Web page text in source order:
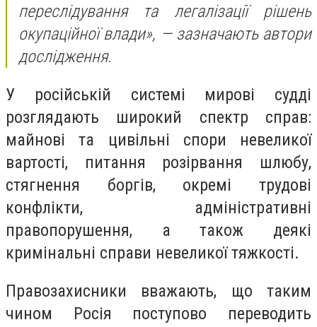
переслідування та легалізації рішень
окупаційної влади», — зазначають автори
дослідження.
У російській системі мирові судді
розглядають широкий спектр справ:
майнові та цивільні спори невеликої
вартості, питання розірвання шлюбу,
стягнення боргів, окремі трудові
конфлікти, адміністративні
правопорушення, а також деякі
кримінальні справи невеликої тяжкості.
Правозахисники вважають, що таким
чином Росія поступово переводить